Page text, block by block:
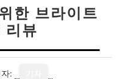
한 브라이트
리뷰
: